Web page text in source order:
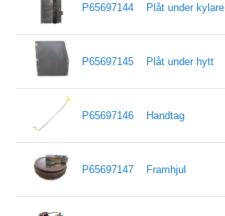
P65697144 Plåt under kylare
P65697145 Plåt under hytt
P65697146 Handtag
P65697147 Framhjul